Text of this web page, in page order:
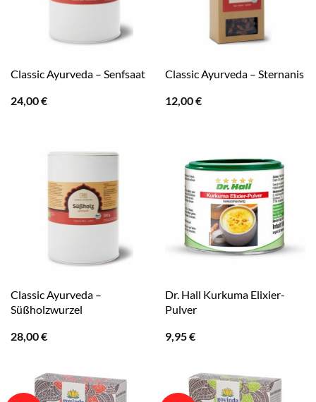
Classic Ayurveda – Senfsaat
24,00€
Classic Ayurveda – Sternanis
12,00€
Classic Ayurveda –
Süßholzwurzel
28,00€
Dr. Hall Kurkuma Elixier-
Pulver
9,95€